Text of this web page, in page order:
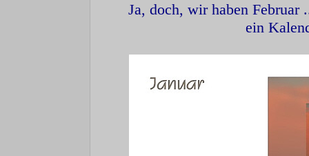
Ja, doch, wir haben Februar
ein